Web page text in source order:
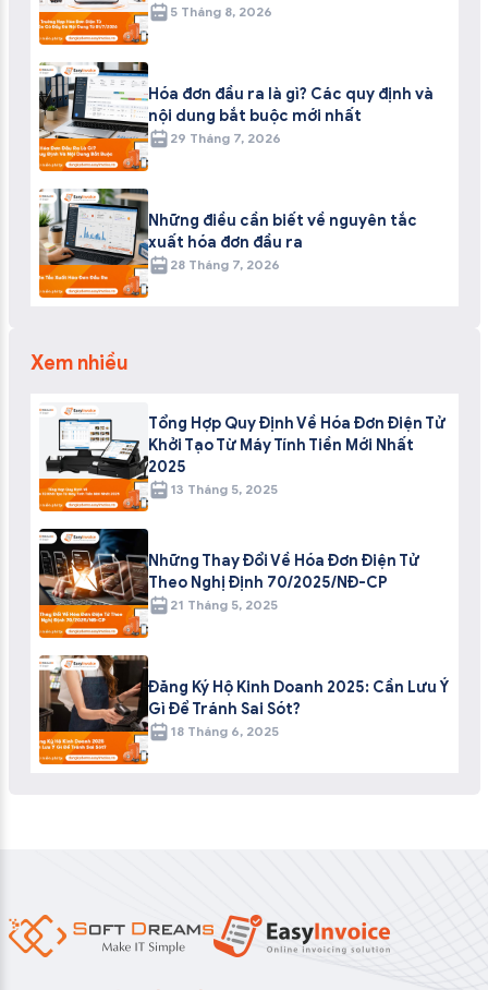
5 Tháng 8, 2026
Hóa đơn đầu ra là gì? Các quy định và
nội dung bắt buộc mới nhất
29 Tháng 7, 2026
Những điều cần biết về nguyên tắc
xuất hóa đơn đầu ra
28 Tháng 7, 2026
Xem nhiều
Tổng Hợp Quy Định Về Hóa Đơn Điện Tử
Khởi Tạo Từ Máy Tính Tiền Mới Nhất
2025
13 Tháng 5, 2025
Những Thay Đổi Về Hóa Đơn Điện Tử
Theo Nghị Định 70/2025/NĐ-CP
21 Tháng 5, 2025
Đăng Ký Hộ Kinh Doanh 2025: Cần Lưu Ý
Gì Để Tránh Sai Sót?
18 Tháng 6, 2025